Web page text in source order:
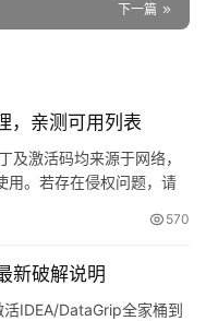
下一篇
，亲测可用列表
激活码均来源于网络，
用。若存在侵权问题，请
集成开发环境，凭
全部高…
570
新破解说明
IDEA/DataGrip全家桶到